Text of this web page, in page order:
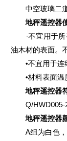
中空玻璃二道
地秤遥控器
·不宜用于所
油木材的表面。
•不宜用于连续
•材料表面温
地秤遥控器
Q/HWD005-
地秤遥控器
A组为白色，B